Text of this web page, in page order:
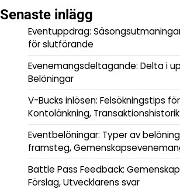
Senaste inlägg
Eventuppdrag:
för slutförande
Evenemangsdeltagande: Delta i
Belöningar
V-Bucks inlösen: Felsökningstips
Kontolänkning, Transaktionshistorik
Eventbelöningar: Typer av
framsteg,
Battle Pass Feedback:
Förslag, Utvecklarens svar